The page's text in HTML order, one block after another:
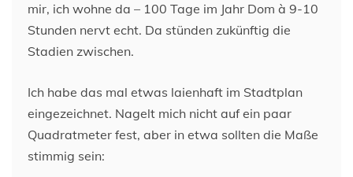
mir, ich wohne da – 100 Tage im Jahr Dom à 9-10
Stunden nervt echt. Da stünden zukünftig die
Stadien zwischen.
Ich habe das mal etwas laienhaft im Stadtplan
eingezeichnet. Nagelt mich nicht auf ein paar
Quadratmeter fest, aber in etwa sollten die Maße
stimmig sein: